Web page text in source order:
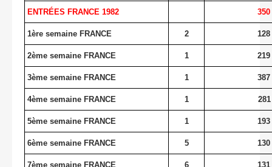
ENTRÉES FRANCE 1982 350
1ère semaine FRANCE 2 128
2ème semaine FRANCE 1 219
3ème semaine FRANCE 1 387
4ème semaine FRANCE 1
5ème semaine FRANCE 1 193
6ème semaine FRANCE 5 130
7ème semaine FRANCE 6 131